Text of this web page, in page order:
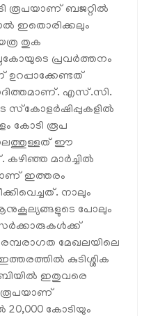
രൂപയാണ് ബജറ്റിൽ
ഇതൊരിക്കലും
തുക
പ്രവർത്തനം
എസ്.സി.
സ്‌കോളർഷിപ്പുകളിൽ
കോടി രൂപ
ഈ
കഴിഞ്ഞ മാർച്ചിൽ
ഇത്തരം
നാലും
പോലും
മേഖലയിലെ
കുടിശ്ശിക
ഇതുവരെ
രൂപയാണ്
20,000 കോടിയും